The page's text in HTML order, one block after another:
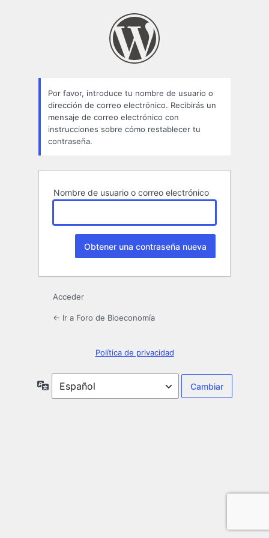
Por favor, introduce tu nombre de usuario o
dirección de correo electrónico. Recibirás un
mensaje de correo electrónico con
instrucciones sobre cómo restablecer tu
contraseña.
Nombre de usuario o correo electrónico
Acceder
← Ir a Foro de Bioeconomía
Política de privacidad
Idioma